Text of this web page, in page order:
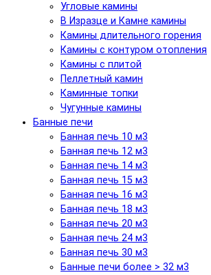
Угловые камины
В Изразце и Камне камины
Камины длительного горения
Камины с контуром отопления
Камины с плитой
Пеллетный камин
Каминные топки
Чугунные камины
Банные печи
Банная печь 10 м3
Банная печь 12 м3
Банная печь 14 м3
Банная печь 15 м3
Банная печь 16 м3
Банная печь 18 м3
Банная печь 20 м3
Банная печь 24 м3
Банная печь 30 м3
Банные печи более > 32 м3